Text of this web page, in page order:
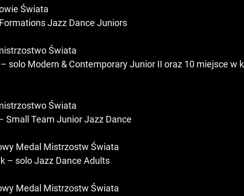
Świata
Jazz Dance Juniors
Świata
solo Modern & Contemporary Junior II oraz 10 miejsce w
Świata
Small Team Junior Jazz Dance
Medal Mistrzostw Świata
– solo Jazz Dance Adults
Medal Mistrzostw Świata